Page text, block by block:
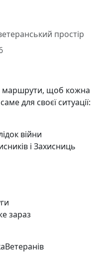
простір
маршрути, щоб кожна
для своєї ситуації:
війни
і Захисниць
зараз